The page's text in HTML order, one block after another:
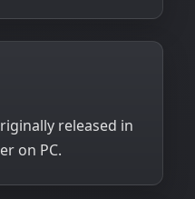
released in
on PC.